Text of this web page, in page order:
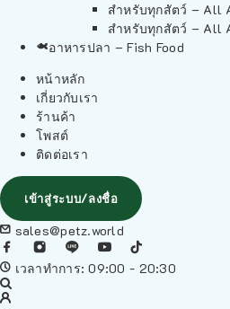
สำหรับทุกสัตว์ – All
สำหรับทุกสัตว์ – All
อาหารปลา – Fish Food
หน้าหลัก
เกี่ยวกับเรา
ร้านค้า
โพสต์
ติดต่อเรา
เข้าสู่ระบบ/ลงชื่อ
sales@petz.world
เวลาทำการ: 09:00 - 20:30